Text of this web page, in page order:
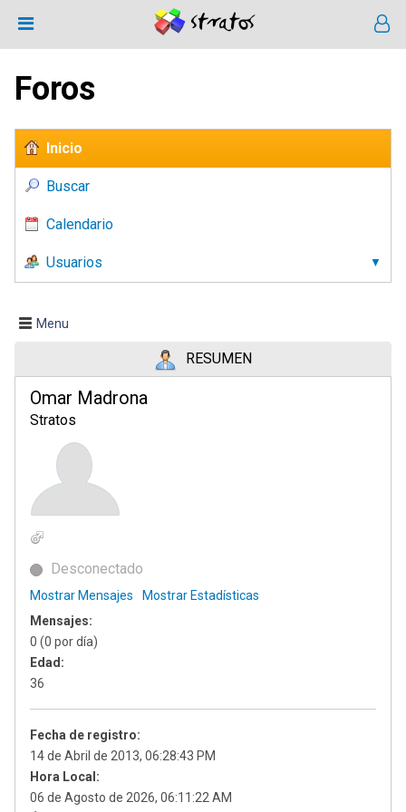
Foros
Inicio
Buscar
Calendario
Usuarios
Menu
RESUMEN
Omar Madrona
Stratos
Desconectado
Mostrar Mensajes
Mostrar Estadísticas
Mensajes:
0 (0 por día)
Edad:
36
Fecha de registro:
14 de Abril de 2013, 06:28:43 PM
Hora Local:
06 de Agosto de 2026, 06:11:22 AM